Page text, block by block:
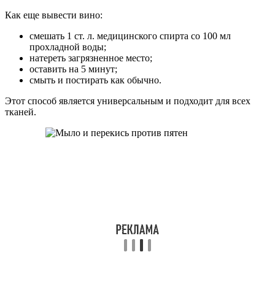
Как еще вывести вино:
смешать 1 ст. л. медицинского спирта со 100 мл
прохладной воды;
натереть загрязненное место;
оставить на 5 минут;
смыть и постирать как обычно.
Этот способ является универсальным и подходит для всех
тканей.